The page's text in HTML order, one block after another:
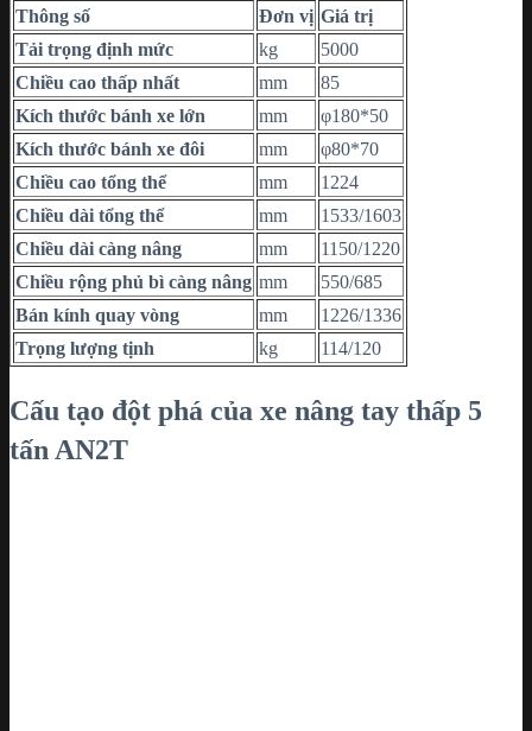
Thông số Đơn vị Giá trị
Tải trọng định mức
kg
5000
Chiều cao thấp nhất
mm
85
Kích thước bánh xe lớn
mm
φ180*50
Kích thước bánh xe đôi
mm
φ80*70
Chiều cao tổng thể
mm
1224
Chiều dài tổng thể
mm
1533/1603
Chiều dài càng nâng
mm
1150/1220
Chiều rộng phủ bì càng nâng mm
550/685
Bán kính quay vòng
mm
1226/1336
Trọng lượng tịnh
kg 114/120
Cấu tạo đột phá của xe nâng tay thấp 5
tấn AN2T